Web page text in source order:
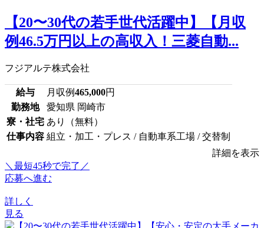
【20〜30代の若手世代活躍中】【月収
例46.5万円以上の高収入！三菱自動...
フジアルテ株式会社
給与 月収例465,000円
勤務地
愛知県 岡崎市
寮・社宅 あり（無料）
仕事内容 組立・加工・プレス / 自動車系工場 / 交替制
詳細を表示
＼最短45秒で完了／
応募へ進む
詳しく
見る